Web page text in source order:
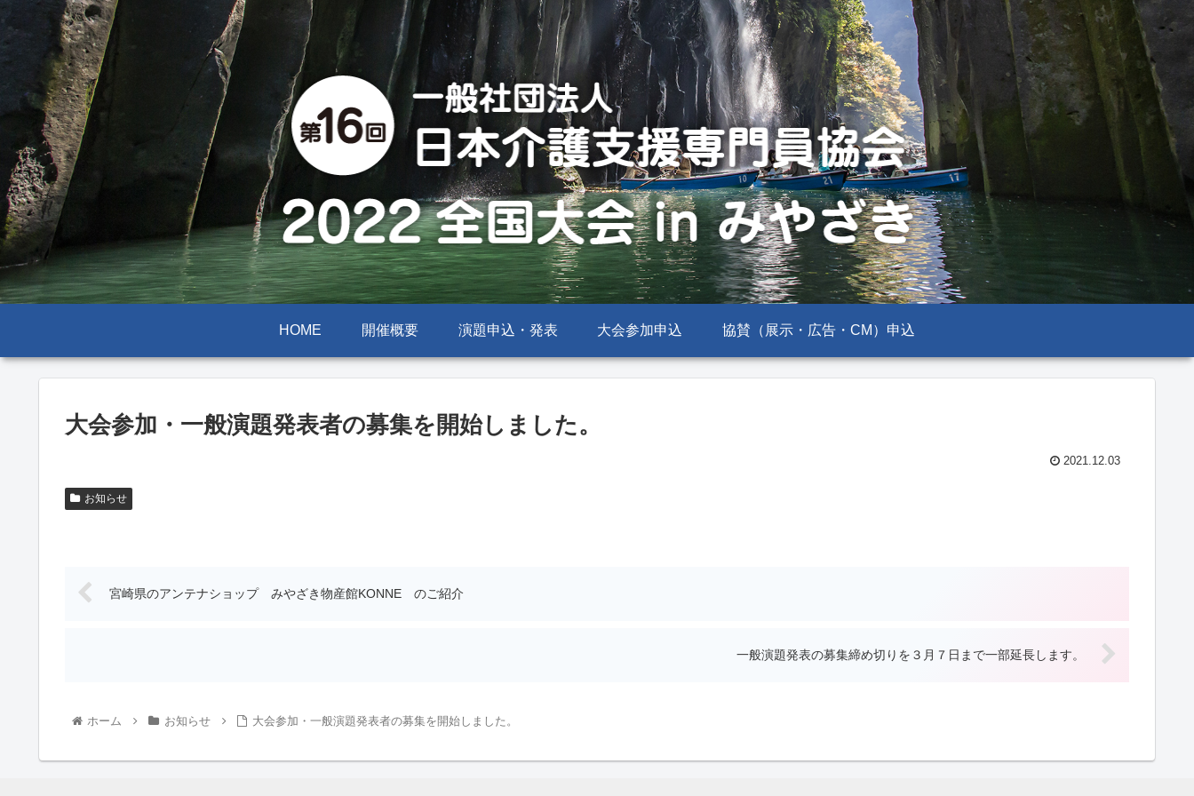
HOME 開催概要 演題申込・発表 大会参加申込 協賛（展示・広告・CM）申込
大会参加・一般演題発表者の募集を開始しました。
2021.12.03
お知らせ
宮崎県のアンテナショップ みやざき物産館KONNE のご紹介
一般演題発表の募集締め切りを３月７日まで一部延長します。
ホーム お知らせ 大会参加・一般演題発表者の募集を開始しました。